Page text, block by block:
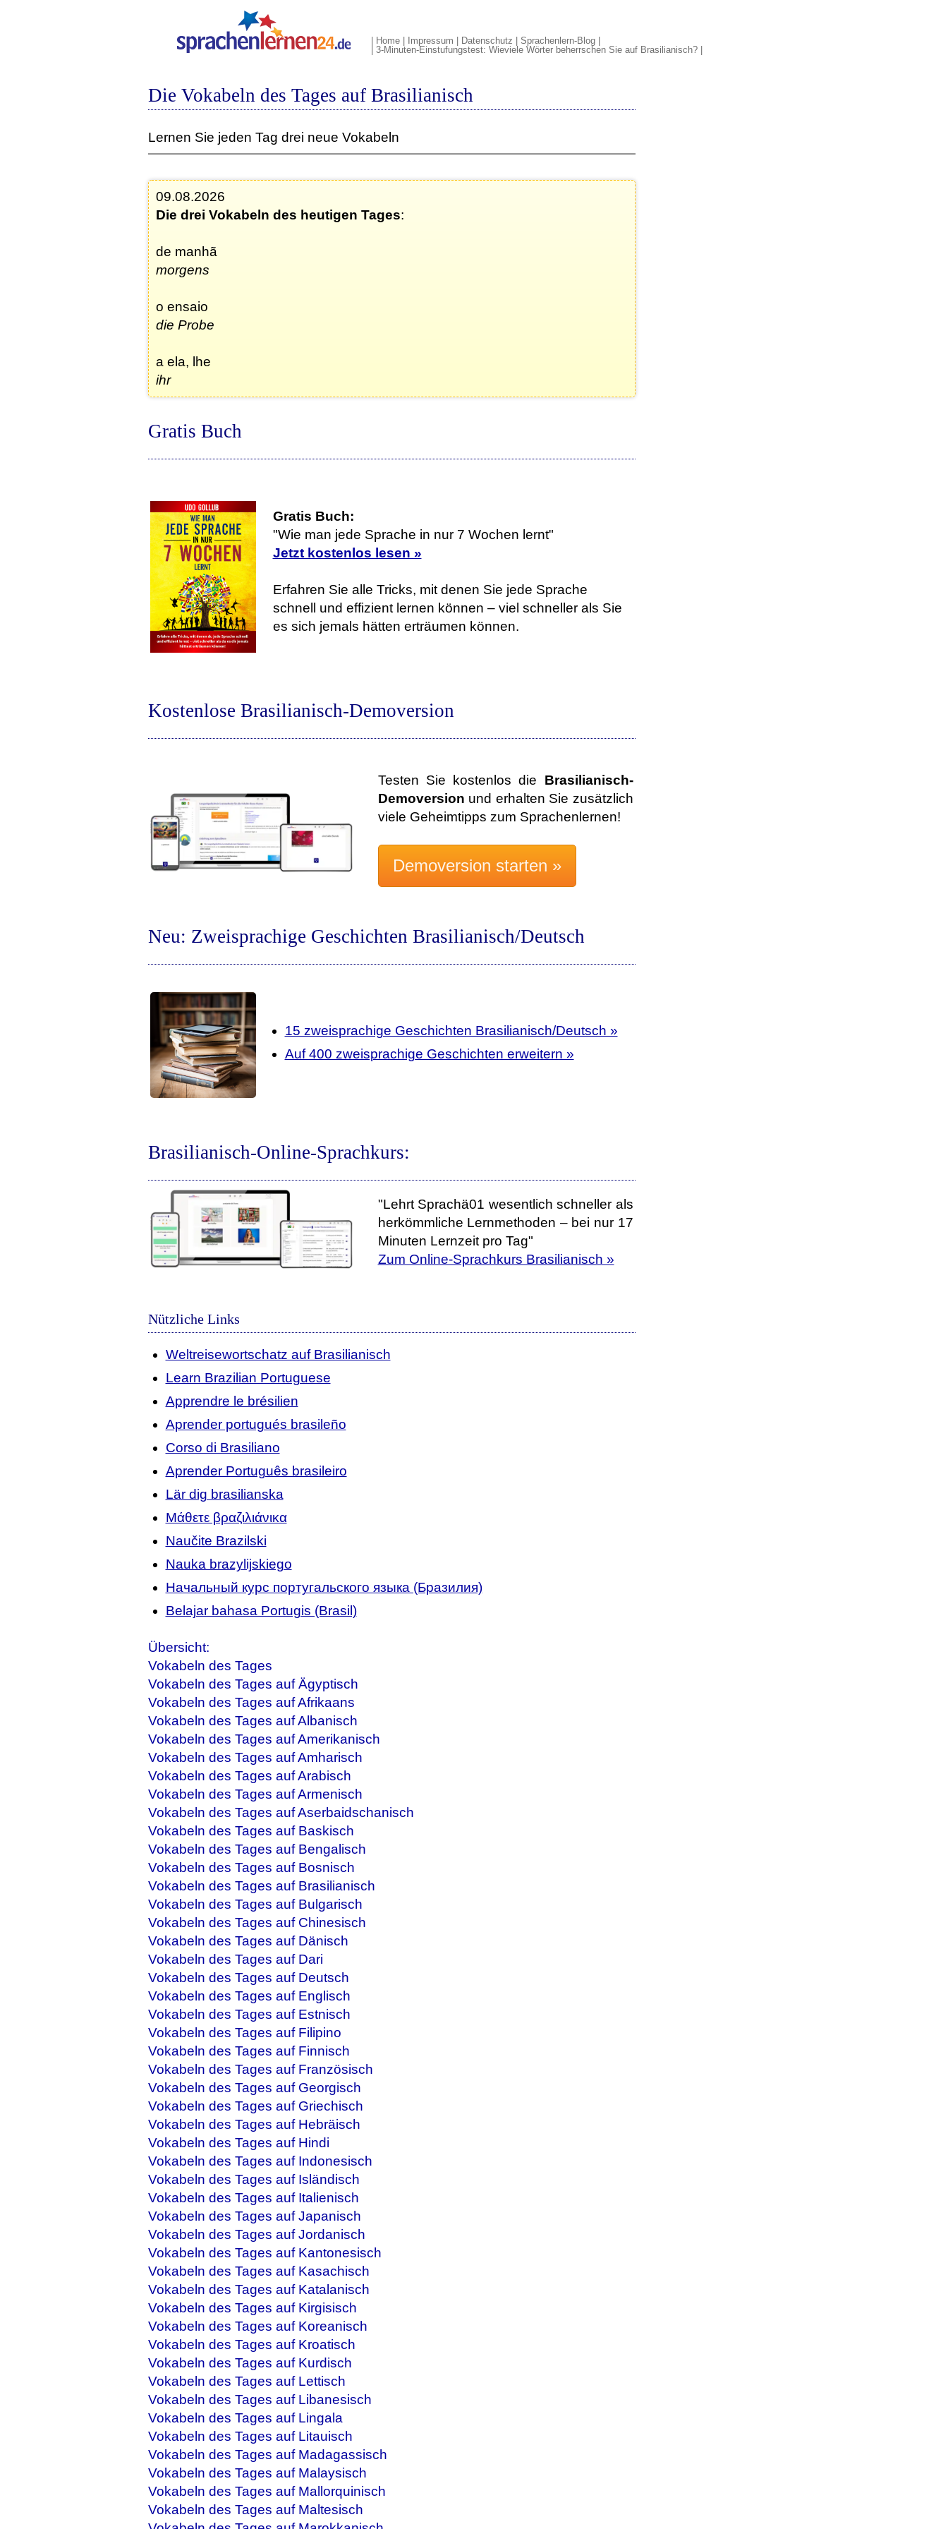
Home Impressum Datenschutz Sprachenlern-Blog
3-Minuten-Einstufungstest: Wieviele Wörter beherrschen Sie auf Brasilianisch?
Die Vokabeln des Tages auf Brasilianisch
Lernen Sie jeden Tag drei neue Vokabeln
09.08.2026
Die drei Vokabeln des heutigen Tages:
de manhã
morgens
o ensaio
die Probe
a ela, lhe
ihr
Gratis Buch
Gratis Buch:
"Wie man jede Sprache in nur 7 Wochen lernt"
Jetzt kostenlos lesen »
Erfahren Sie alle Tricks, mit denen Sie jede Sprache
schnell und effizient lernen können – viel schneller als Sie
es sich jemals hätten erträumen können.
Kostenlose Brasilianisch-Demoversion
Testen Sie kostenlos die Brasilianisch-
Demoversion und erhalten Sie zusätzlich
viele Geheimtipps zum Sprachenlernen!
Neu: Zweisprachige Geschichten Brasilianisch/Deutsch
15 zweisprachige Geschichten Brasilianisch/Deutsch »
Auf 400 zweisprachige Geschichten erweitern »
Brasilianisch-Online-Sprachkurs:
"Lehrt Sprachä01 wesentlich schneller als
herkömmliche Lernmethoden – bei nur 17
Minuten Lernzeit pro Tag"
Zum Online-Sprachkurs Brasilianisch »
Nützliche Links
Weltreisewortschatz auf Brasilianisch
Learn Brazilian Portuguese
Apprendre le brésilien
Aprender portugués brasileño
Corso di Brasiliano
Aprender Português brasileiro
Lär dig brasilianska
Μάθετε βραζιλιάνικα
Naučite Brazilski
Nauka brazylijskiego
Начальный курс португальского языка (Бразилия)
Belajar bahasa Portugis (Brasil)
Übersicht:
Vokabeln des Tages
Vokabeln des Tages auf Ägyptisch
Vokabeln des Tages auf Afrikaans
Vokabeln des Tages auf Albanisch
Vokabeln des Tages auf Amerikanisch
Vokabeln des Tages auf Amharisch
Vokabeln des Tages auf Arabisch
Vokabeln des Tages auf Armenisch
Vokabeln des Tages auf Aserbaidschanisch
Vokabeln des Tages auf Baskisch
Vokabeln des Tages auf Bengalisch
Vokabeln des Tages auf Bosnisch
Vokabeln des Tages auf Brasilianisch
Vokabeln des Tages auf Bulgarisch
Vokabeln des Tages auf Chinesisch
Vokabeln des Tages auf Dänisch
Vokabeln des Tages auf Dari
Vokabeln des Tages auf Deutsch
Vokabeln des Tages auf Englisch
Vokabeln des Tages auf Estnisch
Vokabeln des Tages auf Filipino
Vokabeln des Tages auf Finnisch
Vokabeln des Tages auf Französisch
Vokabeln des Tages auf Georgisch
Vokabeln des Tages auf Griechisch
Vokabeln des Tages auf Hebräisch
Vokabeln des Tages auf Hindi
Vokabeln des Tages auf Indonesisch
Vokabeln des Tages auf Isländisch
Vokabeln des Tages auf Italienisch
Vokabeln des Tages auf Japanisch
Vokabeln des Tages auf Jordanisch
Vokabeln des Tages auf Kantonesisch
Vokabeln des Tages auf Kasachisch
Vokabeln des Tages auf Katalanisch
Vokabeln des Tages auf Kirgisisch
Vokabeln des Tages auf Koreanisch
Vokabeln des Tages auf Kroatisch
Vokabeln des Tages auf Kurdisch
Vokabeln des Tages auf Lettisch
Vokabeln des Tages auf Libanesisch
Vokabeln des Tages auf Lingala
Vokabeln des Tages auf Litauisch
Vokabeln des Tages auf Madagassisch
Vokabeln des Tages auf Malaysisch
Vokabeln des Tages auf Mallorquinisch
Vokabeln des Tages auf Maltesisch